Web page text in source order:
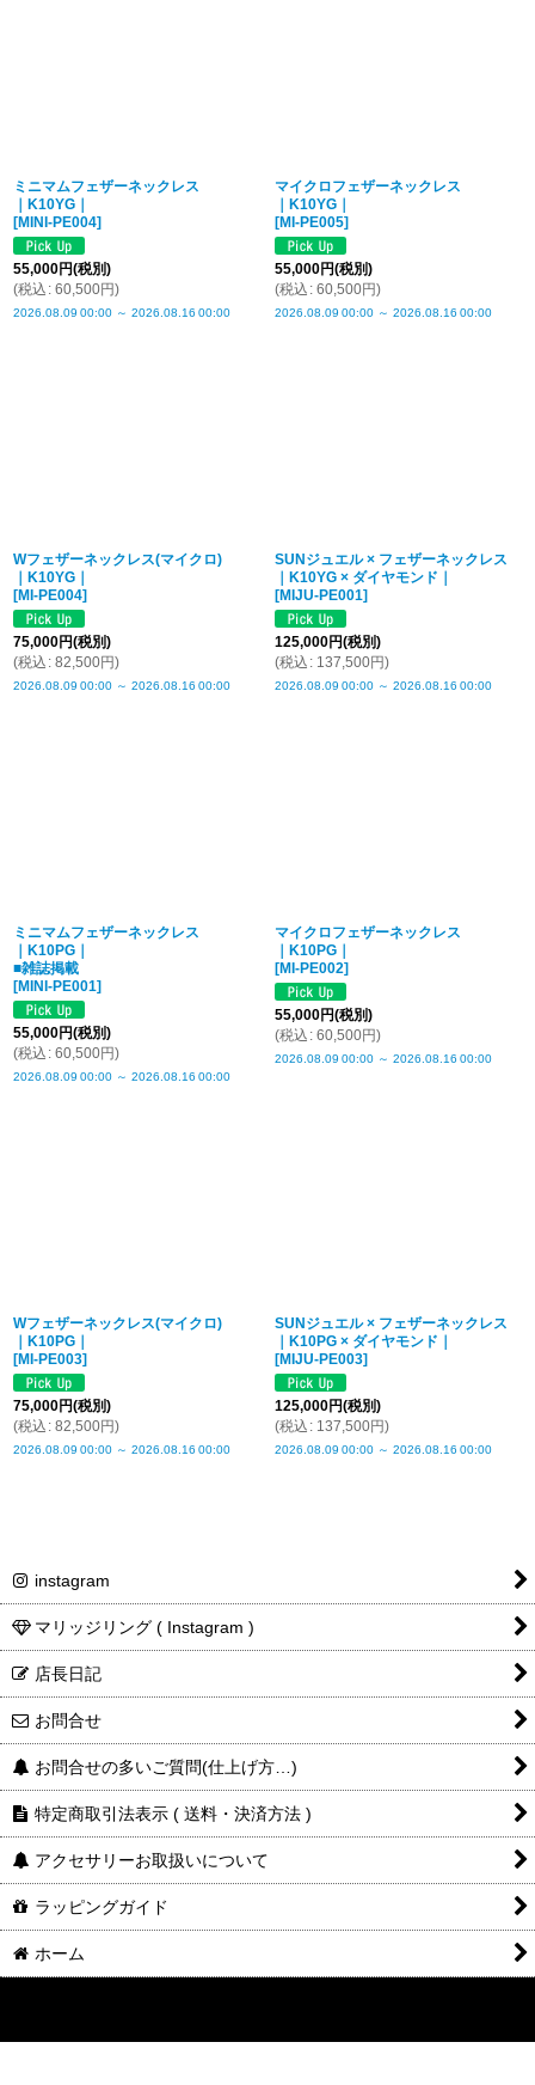
ミニマムフェザーネックレス
｜K10YG｜
[MINI-PE004]
55,000円(税別)
(税込 : 60,500円)
2026.08.09 00:00 ～ 2026.08.16 00:00
マイクロフェザーネックレス
｜K10YG｜
[MI-PE005]
55,000円(税別)
(税込 : 60,500円)
2026.08.09 00:00 ～ 2026.08.16 00:00
Wフェザーネックレス(マイクロ)
｜K10YG｜
[MI-PE004]
75,000円(税別)
(税込 : 82,500円)
2026.08.09 00:00 ～ 2026.08.16 00:00
SUNジュエル × フェザーネックレス
｜K10YG × ダイヤモンド｜
[MIJU-PE001]
125,000円(税別)
(税込 : 137,500円)
2026.08.09 00:00 ～ 2026.08.16 00:00
ミニマムフェザーネックレス
｜K10PG｜
■雑誌掲載
[MINI-PE001]
55,000円(税別)
(税込 : 60,500円)
2026.08.09 00:00 ～ 2026.08.16 00:00
マイクロフェザーネックレス
｜K10PG｜
[MI-PE002]
55,000円(税別)
(税込 : 60,500円)
2026.08.09 00:00 ～ 2026.08.16 00:00
Wフェザーネックレス(マイクロ)
｜K10PG｜
[MI-PE003]
75,000円(税別)
(税込 : 82,500円)
2026.08.09 00:00 ～ 2026.08.16 00:00
SUNジュエル × フェザーネックレス
｜K10PG × ダイヤモンド｜
[MIJU-PE003]
125,000円(税別)
(税込 : 137,500円)
2026.08.09 00:00 ～ 2026.08.16 00:00
instagram
マリッジリング ( Instagram )
店長日記
お問合せ
お問合せの多いご質問(仕上げ方…)
特定商取引法表示 ( 送料・決済方法 )
アクセサリーお取扱いについて
ラッピングガイド
ホーム